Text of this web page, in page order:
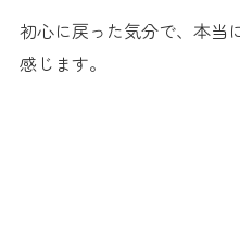
初心に戻った気分で、本当
感じます。